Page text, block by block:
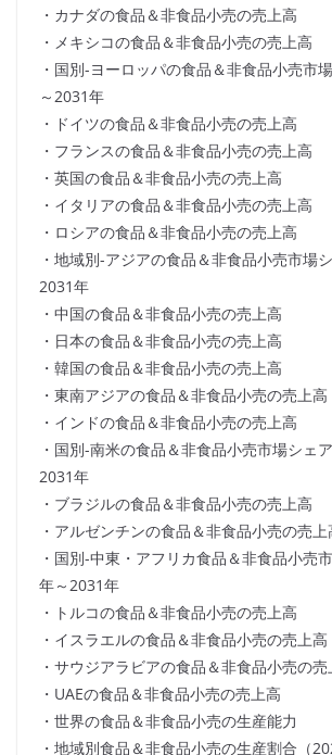
・カナダの食品＆非食品小売の売上高
・メキシコの食品＆非食品小売の売上高
・国別-ヨーロッパの食品＆非食品小売市
～2031年
・ドイツの食品＆非食品小売の売上高
・フランスの食品＆非食品小売の売上高
・英国の食品＆非食品小売の売上高
・イタリアの食品＆非食品小売の売上高
・ロシアの食品＆非食品小売の売上高
・地域別-アジアの食品＆非食品小売市場
2031年
・中国の食品＆非食品小売の売上高
・日本の食品＆非食品小売の売上高
・韓国の食品＆非食品小売の売上高
・東南アジアの食品＆非食品小売の売上高
・インドの食品＆非食品小売の売上高
・国別-南米の食品＆非食品小売市場シェ
2031年
・ブラジルの食品＆非食品小売の売上高
・アルゼンチンの食品＆非食品小売の売上
・国別-中東・アフリカ食品＆非食品小売
年～2031年
・トルコの食品＆非食品小売の売上高
・イスラエルの食品＆非食品小売の売上高
・サウジアラビアの食品＆非食品小売の売
・UAEの食品＆非食品小売の売上高
・世界の食品＆非食品小売の生産能力
・地域別食品＆非食品小売の生産割合（